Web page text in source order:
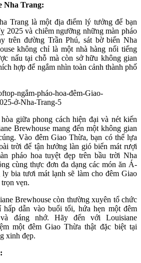
Nha Trang:
Trang là một địa điểm lý tưởng để bạn
2025 và chiêm ngưỡng những màn pháo
trên đường Trần Phú, sát bờ biển Nha
không chỉ là một nhà hàng nổi tiếng
nấu tại chỗ mà còn sở hữu không gian
hợp để ngắm nhìn toàn cảnh thành phố
giữa phong cách hiện đại và nét kiến
Brewhouse mang đến một không gian
Vào đêm Giao Thừa, bạn có thể lựa
trời để tận hưởng làn gió biển mát rượi
pháo hoa tuyệt đẹp trên bầu trời Nha
cùng thực đơn đa dạng các món ăn Á-
bia tươi mát lạnh sẽ làm cho đêm Giao
vẹn.
Brewhouse còn thường xuyên tổ chức
dẫn vào buổi tối, hứa hẹn một đêm
đáng nhớ. Hãy đến với Louisiane
một đêm Giao Thừa thật đặc biệt tại
xinh đẹp.